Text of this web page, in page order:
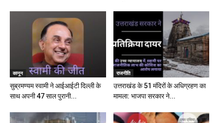
कानून
सुब्रमण्यम स्वामी ने आईआईटी दिल्ली के
साथ अपनी 47 साल पुरानी...
राजनीति
उत्तराखंड के 51 मंदिरों के अधिग्रहण का
मामला: भाजपा सरकार ने...